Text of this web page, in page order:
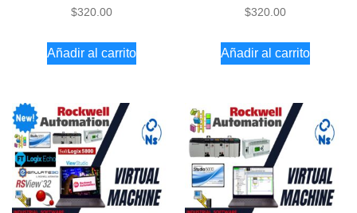
$320.00
Añadir al carrito
$320.00
Añadir al carrito